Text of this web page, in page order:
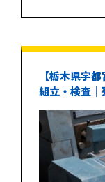
【栃木県宇
組立・検査